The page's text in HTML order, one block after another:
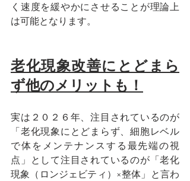
く速度を緩やかにさせることが理論上
は可能となります。
老化現象改善にとどまら
ず他のメリットも！
実は２０２６年、注目されているのが
「老化現象にとどまらず、細胞レベル
で体をメンテナンスする最先端の視
点」として注目されているのが「老化
現象（ロンジェビティ）×整体」と言わ